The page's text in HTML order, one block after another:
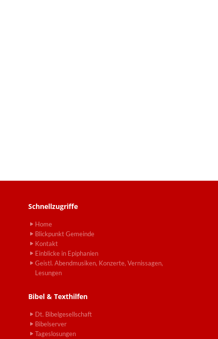
Schnellzugriffe
Home
Blickpunkt Gemeinde
Kontakt
Einblicke in Epiphanien
Geistl. Abendmusiken, Konzerte, Vernissagen,
Lesungen
Bibel & Texthilfen
Dt. Bibelgesellschaft
Bibelserver
Tageslosungen